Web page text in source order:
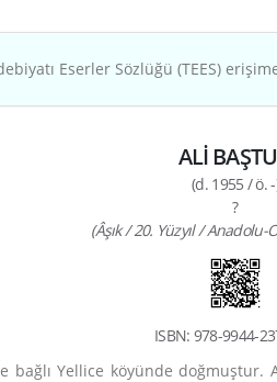
Eserler Sözlüğü (TEES)
ALİ
(d. 1955 / ö.
?
(Âşık / 20. Yüzyıl / Anadolu-
ISBN: 978-9944-
bağlı Yellice köyünde doğmuştur.